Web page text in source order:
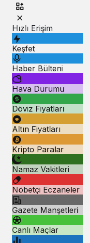
Hızlı Erişim
Keşfet
Haber Bülteni
Hava Durumu
Döviz Fiyatları
Altın Fiyatları
Kripto Paralar
Namaz Vakitleri
Nöbetçi Eczaneler
Gazete Manşetleri
Canlı Maçlar